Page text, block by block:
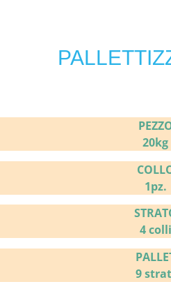
20kg
1pz.
4 colli
9